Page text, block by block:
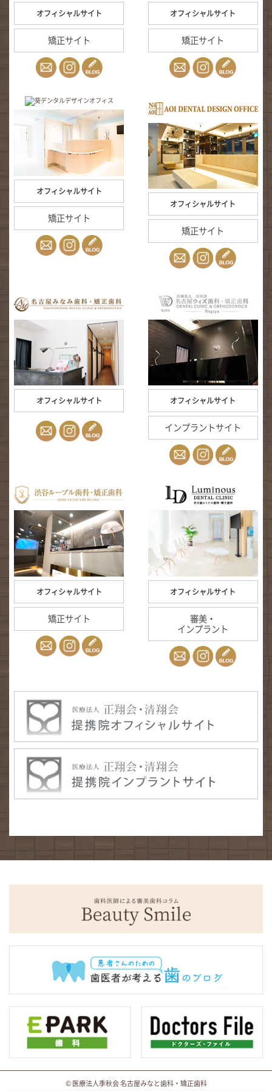
オフィシャルサイト
矯正サイト
オフィシャルサイト
矯正サイト
オフィシャルサイト
矯正サイト
オフィシャルサイト
矯正サイト
オフィシャルサイト オフィシャルサイト
インプラントサイト
オフィシャルサイト
矯正サイト
オフィシャルサイト
審美・
インプラント
© 医療法人季秋会 名古屋みなと歯科・矯正歯科